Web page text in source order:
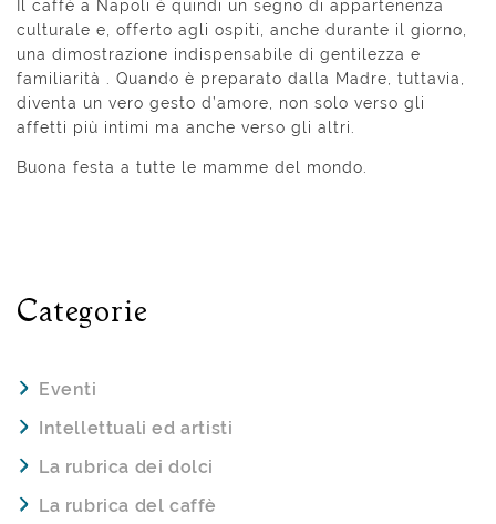
Il caffè a Napoli è quindi un segno di appartenenza
culturale e, offerto agli ospiti, anche durante il giorno,
una dimostrazione indispensabile di gentilezza e
familiarità . Quando è preparato dalla Madre, tuttavia,
diventa un vero gesto d’amore, non solo verso gli
affetti più intimi ma anche verso gli altri.
Buona festa a tutte le mamme del mondo.
Categorie
Eventi
Intellettuali ed artisti
La rubrica dei dolci
La rubrica del caffè